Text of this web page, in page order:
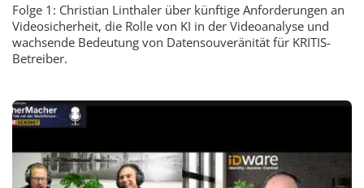
Folge 1: Christian Linthaler über künftige Anforderungen an
Videosicherheit, die Rolle von KI in der Videoanalyse und
wachsende Bedeutung von Datensouveränität für KRITIS-
Betreiber.